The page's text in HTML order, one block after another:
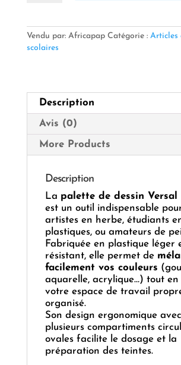
dessin
Versal
Vendu par: Africapap Catégorie : Articles
scolaires
Description
Avis (0)
More Products
Description
La palette de dessin Versal
est un outil indispensable
artistes en herbe, étudiants
plastiques, ou amateurs de
Fabriquée en plastique léger
résistant, elle permet de
facilement vos couleurs
aquarelle, acrylique…) tout
votre espace de travail
organisé.
Son design ergonomique avec
plusieurs compartiments
ovales facilite le dosage et la
préparation des teintes.